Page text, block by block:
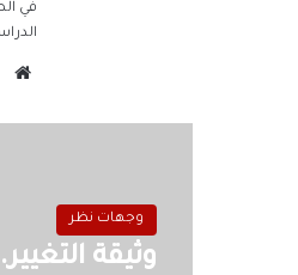
في
وجهات نظر
وثيقة